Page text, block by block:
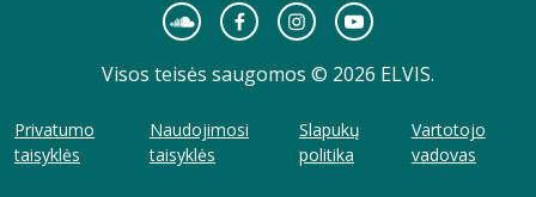
Visos teisės saugomos © 2026 ELVIS.
Privatumo
taisyklės
Naudojimosi
taisyklės
Slapukų
politika
Vartotojo
vadovas